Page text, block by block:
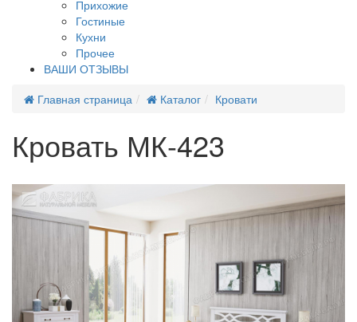
Прихожие
Гостиные
Кухни
Прочее
ВАШИ ОТЗЫВЫ
Главная страница
Каталог Кровати
Кровать МК-423